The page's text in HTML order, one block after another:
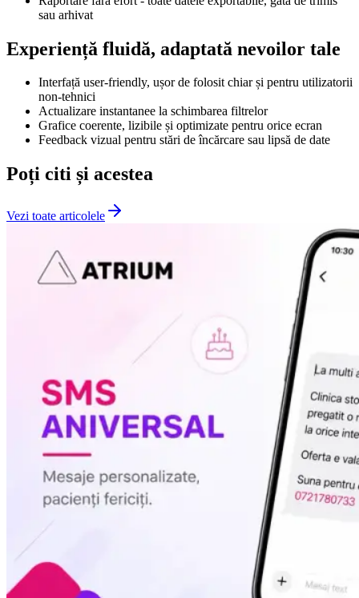
sau arhivat
Experiență fluidă, adaptată nevoilor tale
Interfață user-friendly, ușor de folosit chiar și pentru utilizatorii
non-tehnici
Actualizare instantanee la schimbarea filtrelor
Grafice coerente, lizibile și optimizate pentru orice ecran
Feedback vizual pentru stări de încărcare sau lipsă de date
Poți citi și acestea
Vezi toate articolele